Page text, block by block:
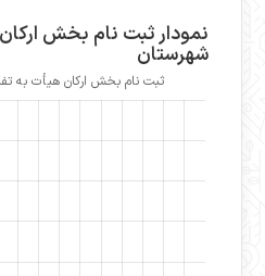
نمودار ثبت نام بخش
شهرستان